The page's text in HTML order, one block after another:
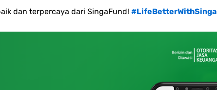
dan terpercaya dari SingaFund! #LifeBetterWithSinga